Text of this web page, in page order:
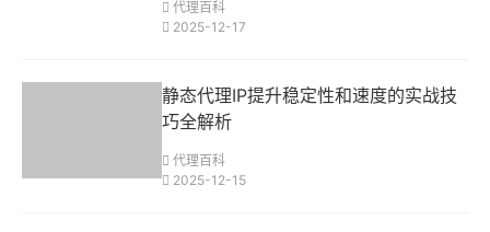
代理百科
2025-12-17
静态代理IP提升稳定性和速度的实战技
巧全解析
代理百科
2025-12-15